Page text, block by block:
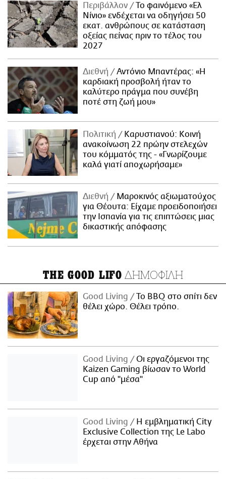
Περιβάλλον
Το φαινόμενο «Ελ
Νίνιο» ενδέχεται να οδηγήσει 50
εκατ. ανθρώπους σε κατάσταση
οξείας πείνας πριν το τέλος του
2027
Διεθνή
Αντόνιο Μπαντέρας: «Η
καρδιακή προσβολή ήταν το
καλύτερο πράγμα που συνέβη
ποτέ στη ζωή μου»
Πολιτική
Καρυστιανού: Κοινή
ανακοίνωση 22 πρώην στελεχών
του κόμματός της - «Γνωρίζουμε
καλά γιατί αποχωρήσαμε»
Διεθνή
Μαροκινός αξιωματούχος
για Θέουτα: Είχαμε προειδοποιήσει
την Ισπανία για τις επιπτώσεις μιας
δικαστικής απόφασης
THE GOOD LIFO ΔΗΜΟΦΙΛΗ
Good Living
Το BBQ στο σπίτι δεν
θέλει χώρο. Θέλει τρόπο.
Good Living
Οι εργαζόμενοι της
Kaizen Gaming βίωσαν το World
Cup από "μέσα"
Good Living
Η εμβληματική City
Exclusive Collection της Le Labo
έρχεται στην Αθήνα